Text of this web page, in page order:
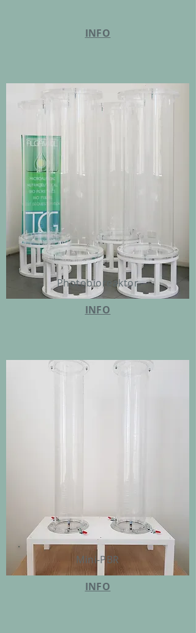
INFO
Photobioreaktor
INFO
Mini-PBR
INFO